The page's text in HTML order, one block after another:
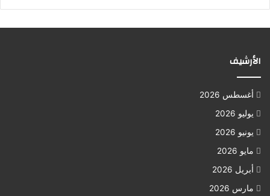
الأرشيف
أغسطس 2026
يوليو 2026
يونيو 2026
مايو 2026
أبريل 2026
مارس 2026